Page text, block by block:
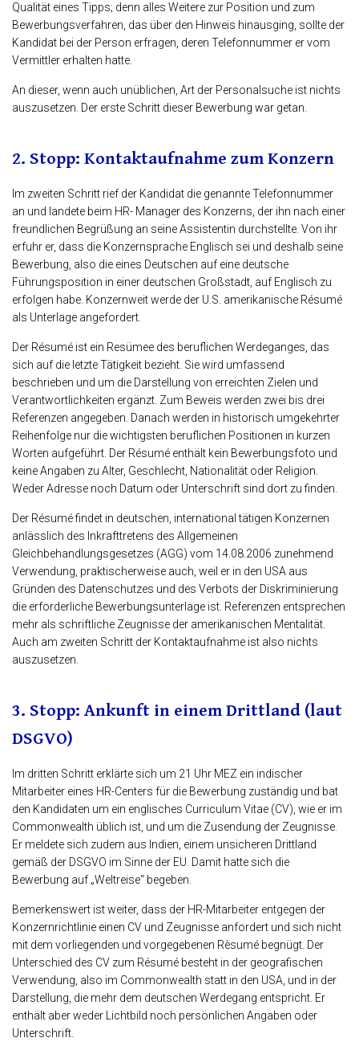
Qualität eines Tipps; denn alles Weitere zur Position und zum
Bewerbungsverfahren, das über den Hinweis hinausging, sollte der
Kandidat bei der Person erfragen, deren Telefonnummer er vom
Vermittler erhalten hatte.
An dieser, wenn auch unüblichen, Art der Personalsuche ist nichts
auszusetzen. Der erste Schritt dieser Bewerbung war getan.
2. Stopp: Kontaktaufnahme zum Konzern
Im zweiten Schritt rief der Kandidat die genannte Telefonnummer
an und landete beim HR- Manager des Konzerns, der ihn nach einer
freundlichen Begrüßung an seine Assistentin durchstellte. Von ihr
erfuhr er, dass die Konzernsprache Englisch sei und deshalb seine
Bewerbung, also die eines Deutschen auf eine deutsche
Führungsposition in einer deutschen Großstadt, auf Englisch zu
erfolgen habe. Konzernweit werde der U.S. amerikanische Résumé
als Unterlage angefordert.
Der Résumé ist ein Resümee des beruflichen Werdeganges, das
sich auf die letzte Tätigkeit bezieht. Sie wird umfassend
beschrieben und um die Darstellung von erreichten Zielen und
Verantwortlichkeiten ergänzt. Zum Beweis werden zwei bis drei
Referenzen angegeben. Danach werden in historisch umgekehrter
Reihenfolge nur die wichtigsten beruflichen Positionen in kurzen
Worten aufgeführt. Der Résumé enthält kein Bewerbungsfoto und
keine Angaben zu Alter, Geschlecht, Nationalität oder Religion.
Weder Adresse noch Datum oder Unterschrift sind dort zu finden.
Der Résumé findet in deutschen, international tätigen Konzernen
anlässlich des Inkrafttretens des Allgemeinen
Gleichbehandlungsgesetzes (AGG) vom 14.08.2006 zunehmend
Verwendung, praktischerweise auch, weil er in den USA aus
Gründen des Datenschutzes und des Verbots der Diskriminierung
die erforderliche Bewerbungsunterlage ist. Referenzen entsprechen
mehr als schriftliche Zeugnisse der amerikanischen Mentalität.
Auch am zweiten Schritt der Kontaktaufnahme ist also nichts
auszusetzen.
3. Stopp: Ankunft in einem Drittland (laut
DSGVO)
Im dritten Schritt erklärte sich um 21 Uhr MEZ ein indischer
Mitarbeiter eines HR-Centers für die Bewerbung zuständig und bat
den Kandidaten um ein englisches Curriculum Vitae (CV), wie er im
Commonwealth üblich ist, und um die Zusendung der Zeugnisse.
Er meldete sich zudem aus Indien, einem unsicheren Drittland
gemäß der DSGVO im Sinne der EU. Damit hatte sich die
Bewerbung auf „Weltreise“ begeben.
Bemerkenswert ist weiter, dass der HR-Mitarbeiter entgegen der
Konzernrichtlinie einen CV und Zeugnisse anfordert und sich nicht
mit dem vorliegenden und vorgegebenen Rèsumé begnügt. Der
Unterschied des CV zum Résumé besteht in der geografischen
Verwendung, also im Commonwealth statt in den USA, und in der
Darstellung, die mehr dem deutschen Werdegang entspricht. Er
enthält aber weder Lichtbild noch persönlichen Angaben oder
Unterschrift.